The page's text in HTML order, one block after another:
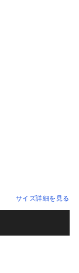
サイズ詳細を見る